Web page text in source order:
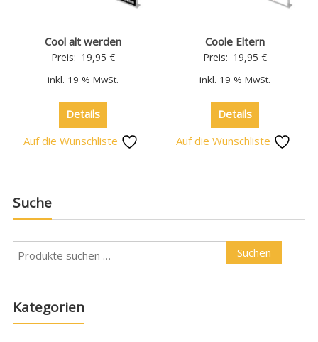
Cool alt werden
Preis: 19,95 €
inkl. 19 % MwSt.
Details
Auf die Wunschliste
Coole Eltern
Preis: 19,95€
inkl. 19 % MwSt.
Details
Auf die Wunschliste
Suche
Suchen
Kategorien